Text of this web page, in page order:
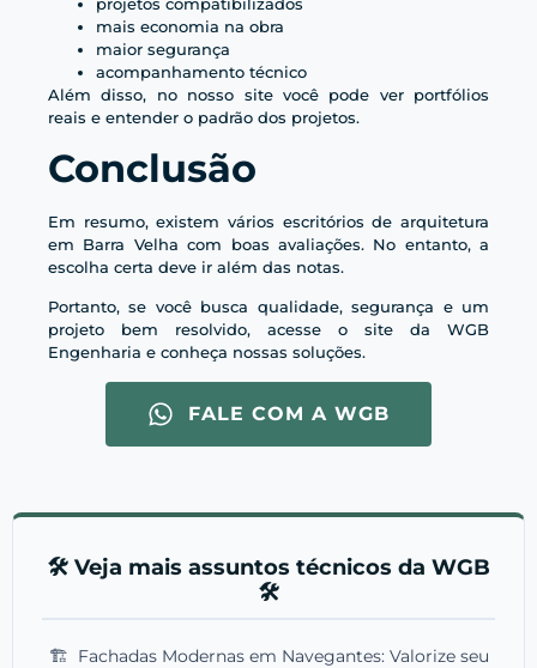
mais economia na obra
maior segurança
acompanhamento técnico
Além disso, no nosso site você pode ver portfólios
reais e entender o padrão dos projetos.
Conclusão
Em resumo, existem vários escritórios de arquitetura
em Barra Velha com boas avaliações. No entanto, a
escolha certa deve ir além das notas.
Portanto, se você busca qualidade, segurança e um
projeto bem resolvido, acesse o site da WGB
Engenharia e conheça nossas soluções.
FALE COM A WGB
🛠️ Veja mais assuntos técnicos da WGB
🛠️
🏗️ Fachadas Modernas em Navegantes: Valorize seu